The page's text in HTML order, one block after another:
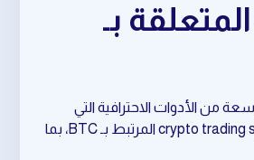
signals المتعلقة بـ
من الأدوات الاحترافية التي
تساعدك في crypto trading signals المرتبط بـ BTC، بما